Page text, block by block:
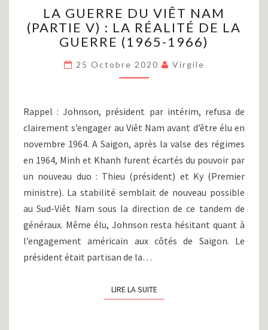
GUERRE
DU
VIÊT
(PARTIE
V)
RÉALITÉ
DE
LA
GUERRE
(1965-
1966)
LA GUERRE DU VIÊT NAM
(PARTIE V) : LA RÉALITÉ DE LA
GUERRE (1965-1966)
25 Octobre 2020 Virgile
Rappel : Johnson, président par intérim, refusa de
clairement s’engager au Viêt Nam avant d’être élu en
novembre 1964. A Saigon, après la valse des régimes
en 1964, Minh et Khanh furent écartés du pouvoir par
un nouveau duo : Thieu (président) et Ky (Premier
ministre). La stabilité semblait de nouveau possible
au Sud-Viêt Nam sous la direction de ce tandem de
généraux. Même élu, Johnson resta hésitant quant à
l’engagement américain aux côtés de Saigon. Le
président était partisan de la…
LIRE LA SUITELIRE LA SUITE